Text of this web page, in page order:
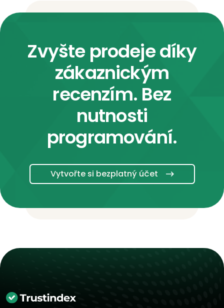
Zvyšte prodeje díky
zákaznickým
recenzím. Bez
nutnosti
programování.
Vytvořte si bezplatný účet